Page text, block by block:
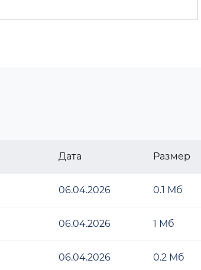
Дата Размер
06.04.2026 0.1 Мб
06.04.2026 1 Мб
06.04.2026 0.2 Мб